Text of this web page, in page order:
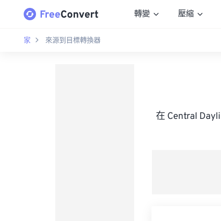
轉變 壓縮
家 來源到目標轉換器
在 Central